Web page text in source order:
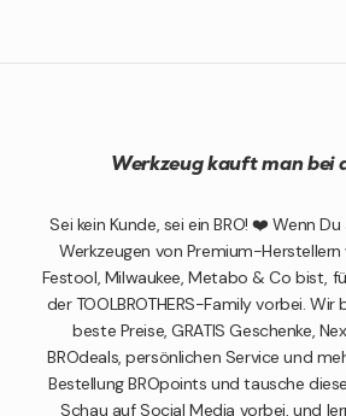
Werkzeug kauft man bei
Sei kein Kunde, sei ein BRO! ❤️ Wenn
Werkzeugen von Premium-Herstellern
Festool, Milwaukee, Metabo & Co bist,
der TOOLBROTHERS-Family vorbei. Wir
beste Preise, GRATIS Geschenke,
BROdeals, persönlichen Service und
Bestellung BROpoints und tausche
Schau auf Social Media vorbei, und